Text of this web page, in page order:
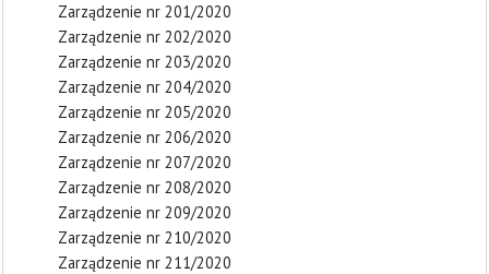
Zarządzenie nr 201/2020
Zarządzenie nr 202/2020
Zarządzenie nr 203/2020
Zarządzenie nr 204/2020
Zarządzenie nr 205/2020
Zarządzenie nr 206/2020
Zarządzenie nr 207/2020
Zarządzenie nr 208/2020
Zarządzenie nr 209/2020
Zarządzenie nr 210/2020
Zarządzenie nr 211/2020